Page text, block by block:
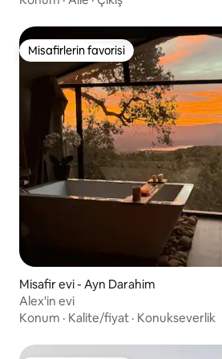
Misafirlerin favorisi
Misafirlerin favorisi
Misafir evi - Ayn Darahim
Alex'in evi
Konum · Kalite/fiyat · Konukseverlik